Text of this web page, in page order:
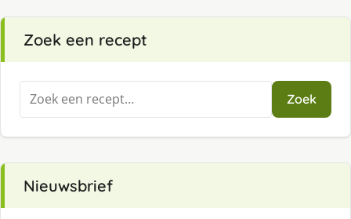
Zoek een recept
Zoeken
naar:
Zoek
Nieuwsbrief